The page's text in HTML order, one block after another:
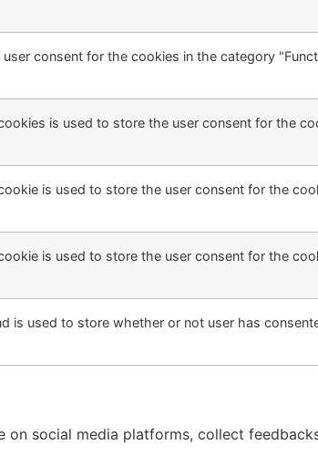
consent for the cookies in the category
is used to store the user consent for the
is used to store the user consent for the
is used to store the user consent for the
is used to store whether or not user has
social media platforms, collect